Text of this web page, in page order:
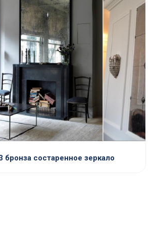
бронза состаренное зеркало